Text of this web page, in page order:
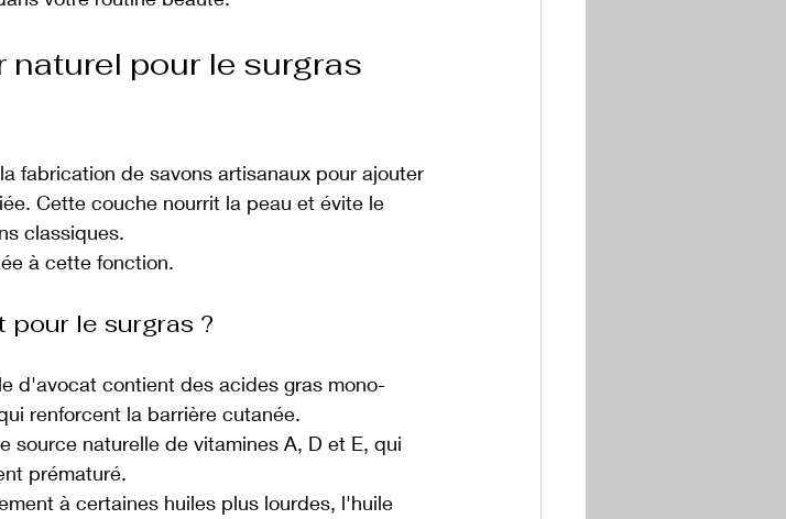
naturel pour le surgras
fabrication de savons artisanaux pour ajouter
Cette couche nourrit la peau et évite le
classiques.
à cette fonction.
le surgras ?
d'avocat contient des acides gras mono-
renforcent la barrière cutanée.
source naturelle de vitamines A, D et E, qui
prématuré.
à certaines huiles plus lourdes, l'huile